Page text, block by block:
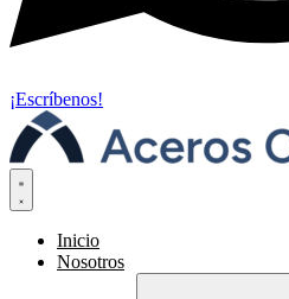
¡Escríbenos!
Inicio
Nosotros